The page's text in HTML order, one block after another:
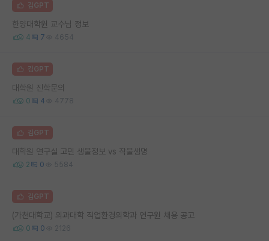
김GPT
한양대학원 교수님 정보
4 7 4654
김GPT
대학원 진학문의
0 4 4778
김GPT
대학원 연구실 고민 생물정보 vs 작물생명
2 0 5584
김GPT
(가천대학교) 의과대학 직업환경의학과 연구원 채용 공고
0 0 2126